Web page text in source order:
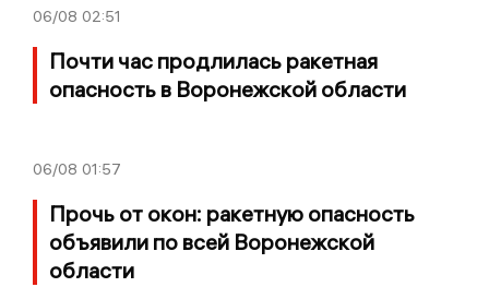
06/08 02:51
Почти час продлилась ракетная
опасность в Воронежской области
06/08 01:57
Прочь от окон: ракетную опасность
объявили по всей Воронежской
области